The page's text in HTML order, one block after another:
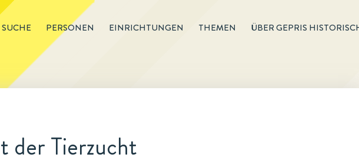
PERSONEN EINRICHTUNGEN THEMEN ÜBER GEPRIS
der Tierzucht